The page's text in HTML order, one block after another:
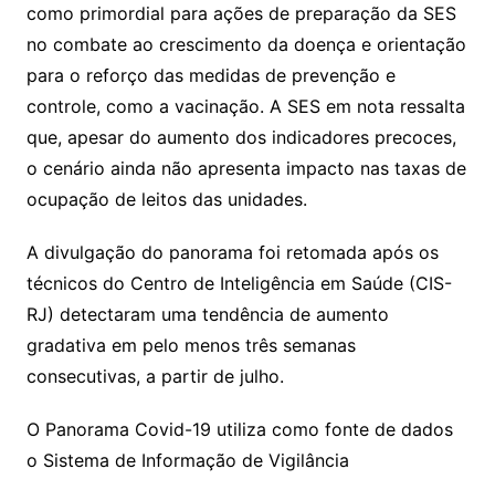
como primordial para ações de preparação da SES
no combate ao crescimento da doença e orientação
para o reforço das medidas de prevenção e
controle, como a vacinação. A SES em nota ressalta
que, apesar do aumento dos indicadores precoces,
o cenário ainda não apresenta impacto nas taxas de
ocupação de leitos das unidades.
A divulgação do panorama foi retomada após os
técnicos do Centro de Inteligência em Saúde (CIS-
RJ) detectaram uma tendência de aumento
gradativa em pelo menos três semanas
consecutivas, a partir de julho.
O Panorama Covid-19 utiliza como fonte de dados
o Sistema de Informação de Vigilância